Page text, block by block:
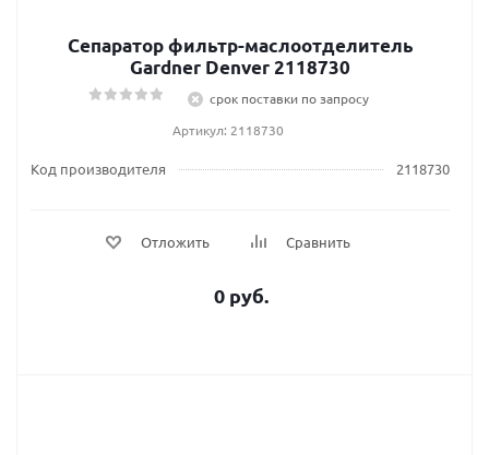
Сепаратор фильтр-маслоотделитель
Gardner Denver 2118730
срок поставки по запросу
Артикул: 2118730
Код производителя 2118730
Отложить Сравнить
0 руб.